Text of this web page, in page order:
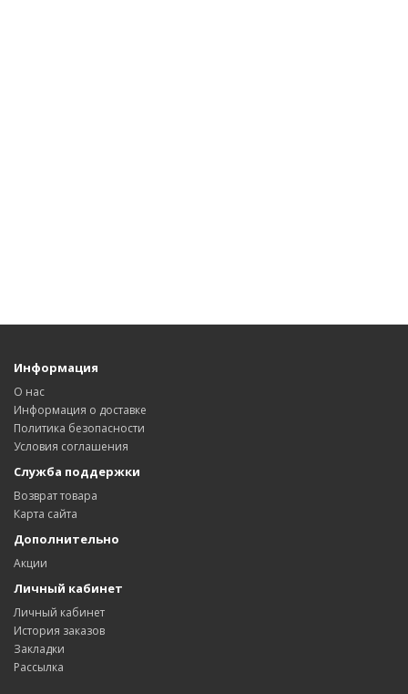
Информация
О нас
Информация о доставке
Политика безопасности
Условия соглашения
Служба поддержки
Возврат товара
Карта сайта
Дополнительно
Акции
Личный кабинет
Личный кабинет
История заказов
Закладки
Рассылка